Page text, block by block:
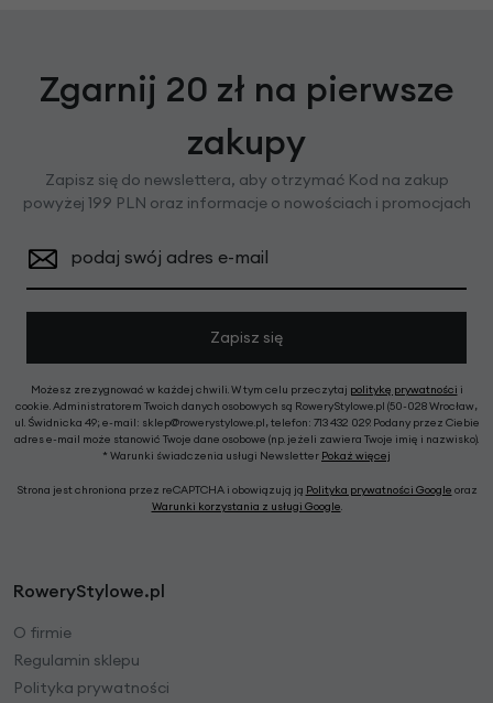
Zgarnij 20 zł na pierwsze
zakupy
Zapisz się do newslettera, aby otrzymać Kod na zakup
powyżej 199 PLN oraz informacje o nowościach i promocjach
podaj swój adres e-mail
Zapisz się
Możesz zrezygnować w każdej chwili. W tym celu przeczytaj politykę prywatności i
cookie. Administratorem Twoich danych osobowych są RoweryStylowe.pl (50-028 Wrocław,
ul. Świdnicka 49; e-mail: sklep@rowerystylowe.pl, telefon: 713 432 029. Podany przez Ciebie
adres e-mail może stanowić Twoje dane osobowe (np. jeżeli zawiera Twoje imię i nazwisko).
* Warunki świadczenia usługi Newsletter Pokaż więcej
Strona jest chroniona przez reCAPTCHA i obowiązują ją Polityka prywatności Google oraz
Warunki korzystania z usługi Google.
RoweryStylowe.pl
O firmie
Regulamin sklepu
Polityka prywatności